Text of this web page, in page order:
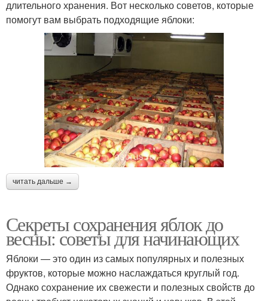
длительного хранения. Вот несколько советов, которые
помогут вам выбрать подходящие яблоки:
читать дальше →
Секреты сохранения яблок до
весны: советы для начинающих
Яблоки — это один из самых популярных и полезных
фруктов, которые можно наслаждаться круглый год.
Однако сохранение их свежести и полезных свойств до